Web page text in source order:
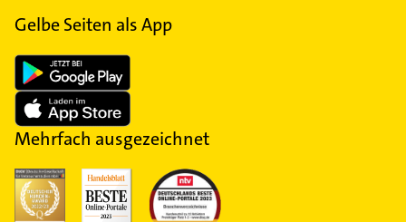
Gelbe Seiten als App
Mehrfach ausgezeichnet